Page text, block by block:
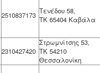
2510837173 Τενέδου 58,
ΤΚ 65404 Καβάλα
2310427420
Στρωμνίτσης 53,
ΤΚ 54210
Θεσσαλονίκη